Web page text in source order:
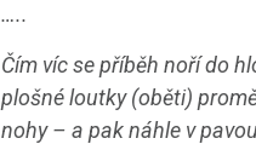
…..
Čím víc se příběh noří do
plošné loutky (oběti)
nohy – a pak náhle v